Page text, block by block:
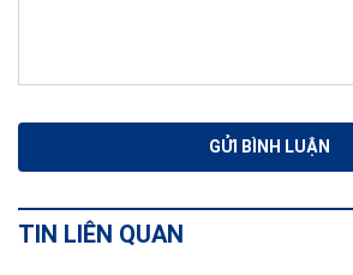
TIN LIÊN QUAN